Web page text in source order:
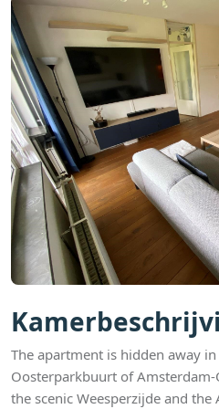
The apartment is hidden away
Oosterparkbuurt of
the scenic Weesperzijde and the